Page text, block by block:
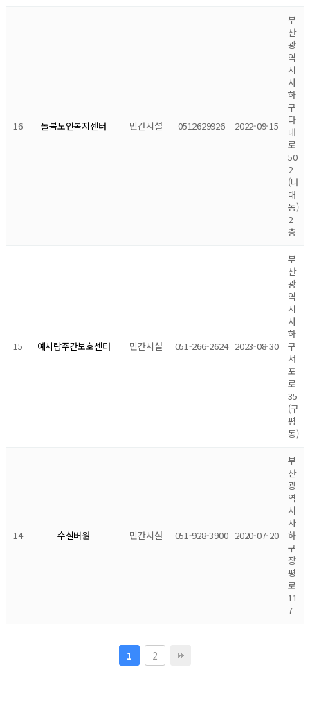
16 돌봄노인복지센터 민간시설 0512629926 2022-09-15
부
산
광
역
시
사
하
구
다
대
로
50
2
(다
대
동)
2
층
15 예사랑주간보호센터 민간시설 051-266-2624 2023-08-30
부
산
광
역
시
사
하
구
서
포
로
35
(구
평
동)
14 수실버원 민간시설 051-928-3900 2020-07-20
부
산
광
역
시
사
하
구
장
평
로
11
7
1 2